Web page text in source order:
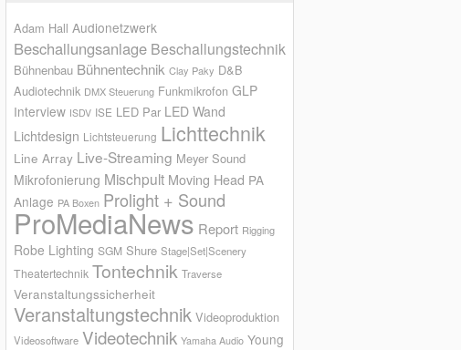
Adam Hall Audionetzwerk
Beschallungsanlage Beschallungstechnik
Bühnenbau Bühnentechnik Clay Paky D&B
Audiotechnik DMX Steuerung Funkmikrofon GLP
Interview ISDV ISE LED Par LED Wand
Lichtdesign Lichtsteuerung Lichttechnik
Line Array Live-Streaming Meyer Sound
Mikrofonierung Mischpult Moving Head PA
Anlage PA Boxen Prolight + Sound
ProMediaNews Report Rigging
Robe Lighting SGM Shure Stage|Set|Scenery
Theatertechnik Tontechnik Traverse
Veranstaltungssicherheit
Veranstaltungstechnik Videoproduktion
Videosoftware Videotechnik Yamaha Audio Young